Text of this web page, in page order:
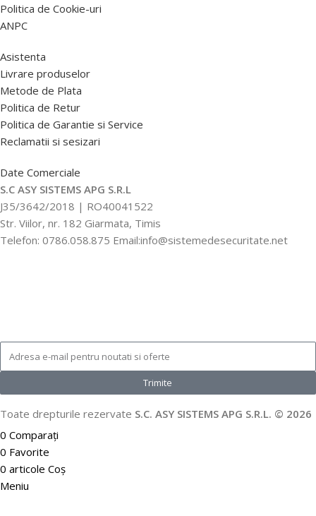
Politica de Cookie-uri
ANPC
Asistenta
Livrare produselor
Metode de Plata
Politica de Retur
Politica de Garantie si Service
Reclamatii si sesizari
Date Comerciale
S.C ASY SISTEMS APG S.R.L
J35/3642/2018 | RO40041522
Str. Viilor, nr. 182 Giarmata, Timis
Telefon: 0786.058.875 Email:info@sistemedesecuritate.net
Trimite
Toate drepturile rezervate S.C. ASY SISTEMS APG S.R.L. © 2026
0 Comparați
0 Favorite
0 articole Coș
Meniu